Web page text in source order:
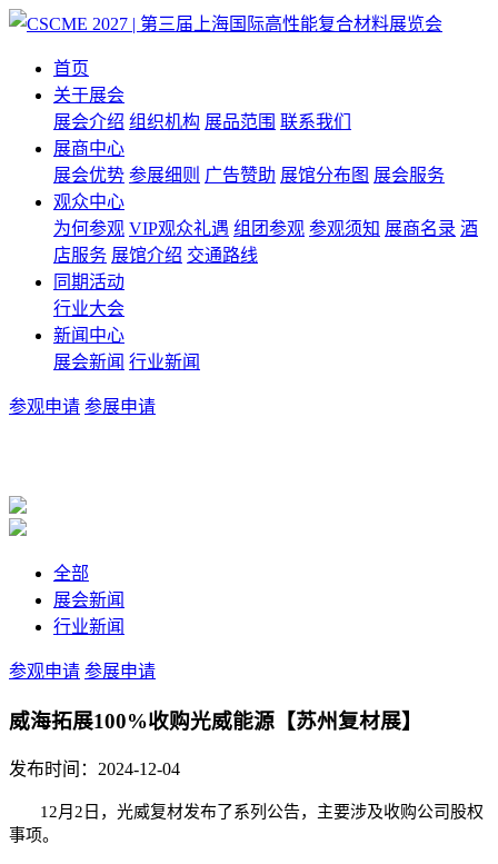
首页
关于展会
展会介绍 组织机构 展品范围 联系我们
展商中心
展会优势 参展细则 广告赞助 展馆分布图 展会服务
观众中心
为何参观 VIP观众礼遇 组团参观 参观须知 展商名录 酒
店服务 展馆介绍 交通路线
同期活动
行业大会
新闻中心
展会新闻 行业新闻
参观申请 参展申请
全部
展会新闻
行业新闻
参观申请 参展申请
威海拓展100%收购光威能源【苏州复材展】
发布时间：2024-12-04
12月2日，光威复材发布了系列公告，主要涉及收购公司股权
事项。